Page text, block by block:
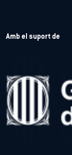
Amb el suport de